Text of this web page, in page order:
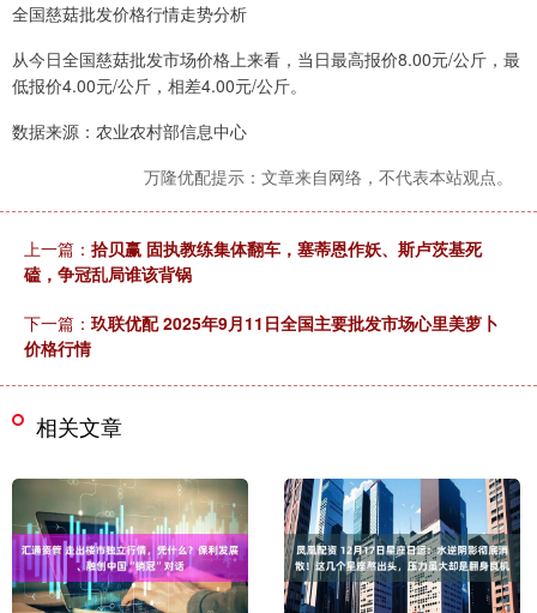
全国慈菇批发价格行情走势分析
从今日全国慈菇批发市场价格上来看，当日最高报价8.00元/公斤，最
低报价4.00元/公斤，相差4.00元/公斤。
数据来源：农业农村部信息中心
万隆优配提示：文章来自网络，不代表本站观点。
上一篇： 拾贝赢 固执教练集体翻车，塞蒂恩作妖、斯卢茨基死
磕，争冠乱局谁该背锅
下一篇： 玖联优配 2025年9月11日全国主要批发市场心里美萝卜
价格行情
相关文章